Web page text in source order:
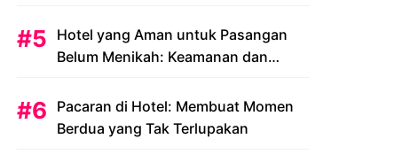
Hotel yang Aman untuk Pasangan
Belum Menikah: Keamanan dan
Pacaran di Hotel: Membuat Momen
Berdua yang Tak Terlupakan